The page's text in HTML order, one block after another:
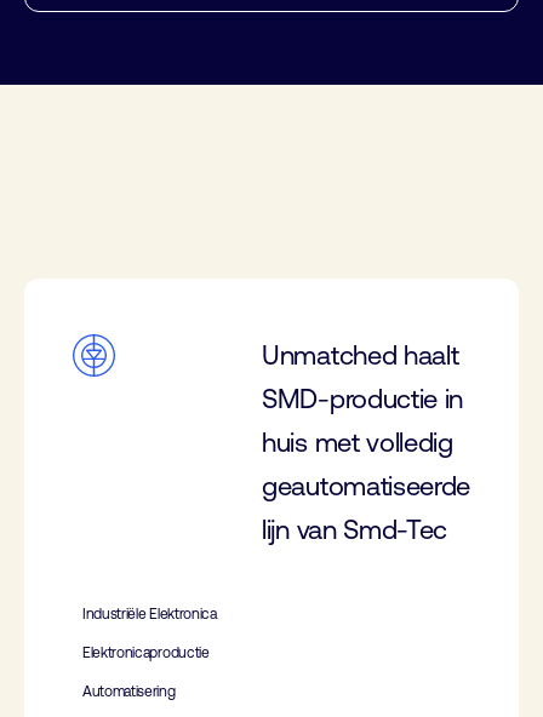
Unmatched haalt
SMD-productie in
huis met volledig
geautomatiseerde
lijn van Smd-Tec
Industriële Elektronica
Elektronicaproductie
Automatisering